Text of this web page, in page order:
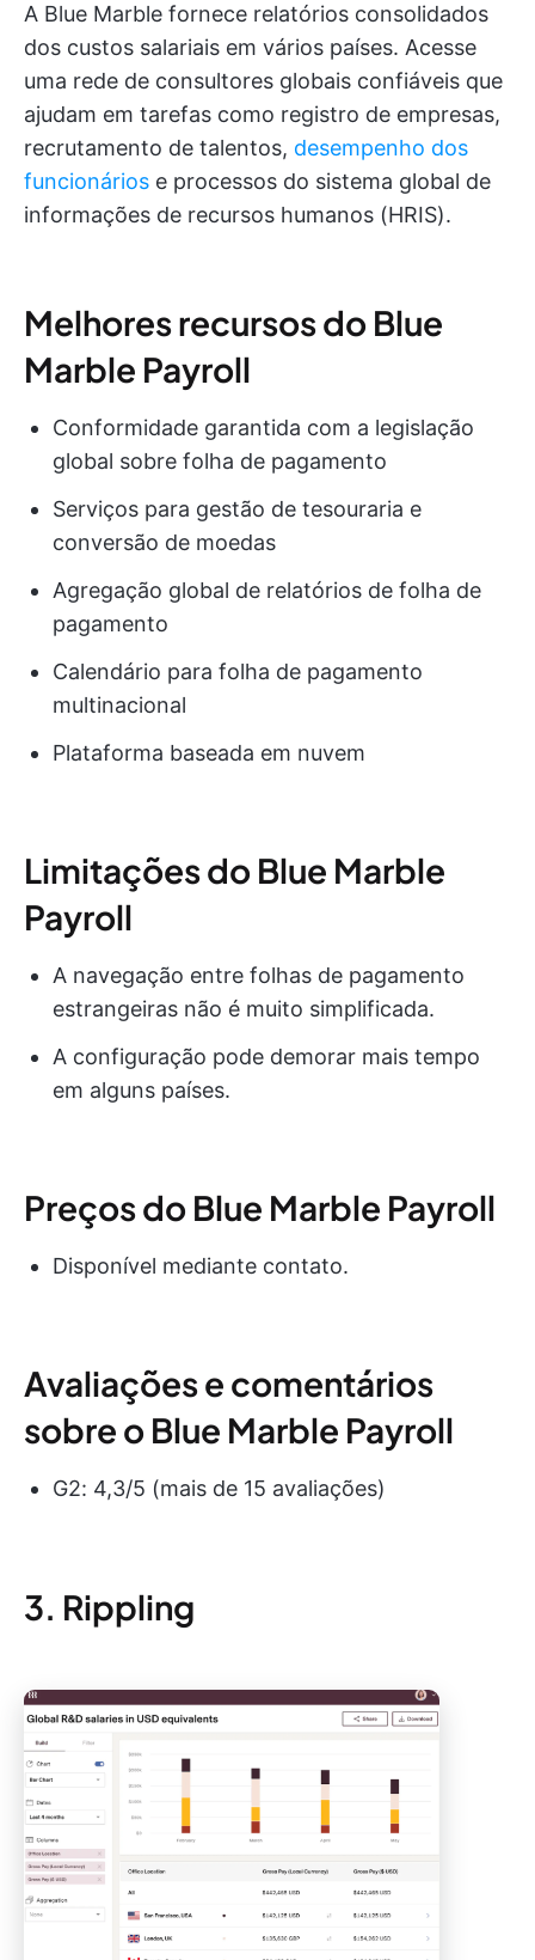
A Blue Marble fornece relatórios consolidados
dos custos salariais em vários países. Acesse
uma rede de consultores globais confiáveis que
ajudam em tarefas como registro de empresas,
recrutamento de talentos, desempenho dos
funcionários e processos do sistema global de
informações de recursos humanos (HRIS).
Melhores recursos do Blue
Marble Payroll
Conformidade garantida com a legislação
global sobre folha de pagamento
Serviços para gestão de tesouraria e
conversão de moedas
Agregação global de relatórios de folha de
pagamento
Calendário para folha de pagamento
multinacional
Plataforma baseada em nuvem
Limitações do Blue Marble
Payroll
A navegação entre folhas de pagamento
estrangeiras não é muito simplificada.
A configuração pode demorar mais tempo
em alguns países.
Preços do Blue Marble Payroll
Disponível mediante contato.
Avaliações e comentários
sobre o Blue Marble Payroll
G2: 4,3/5 (mais de 15 avaliações)
3. Rippling